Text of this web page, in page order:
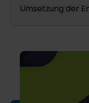
Umsetzung der